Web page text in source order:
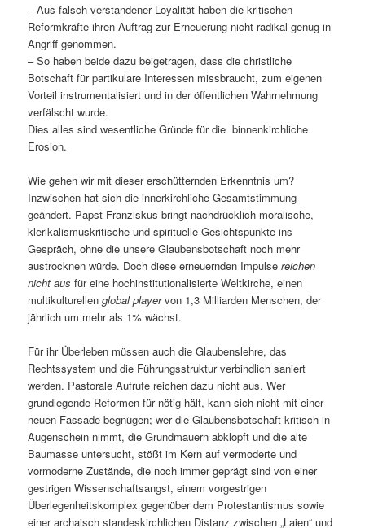
– Aus falsch verstandener Loyalität haben die kritischen
Reformkräfte ihren Auftrag zur Erneuerung nicht radikal genug in
Angriff genommen.
– So haben beide dazu beigetragen, dass die christliche
Botschaft für partikulare Interessen missbraucht, zum eigenen
Vorteil instrumentalisiert und in der öffentlichen Wahrnehmung
verfälscht wurde.
Dies alles sind wesentliche Gründe für die binnenkirchliche
Erosion.
Wie gehen wir mit dieser erschütternden Erkenntnis um?
Inzwischen hat sich die innerkirchliche Gesamtstimmung
geändert. Papst Franziskus bringt nachdrücklich moralische,
klerikalismuskritische und spirituelle Gesichtspunkte ins
Gespräch, ohne die unsere Glaubensbotschaft noch mehr
austrocknen würde. Doch diese erneuernden Impulsereichen
nicht aus für eine hochinstitutionalisierte Weltkirche, einen
multikulturellenglobal playervon 1,3 Milliarden Menschen, der
jährlich um mehr als 1% wächst.
Für ihr Überleben müssen auch die Glaubenslehre, das
Rechtssystem und die Führungsstruktur verbindlich saniert
werden. Pastorale Aufrufe reichen dazu nicht aus. Wer
grundlegende Reformen für nötig hält, kann sich nicht mit einer
neuen Fassade begnügen; wer die Glaubensbotschaft kritisch in
Augenschein nimmt, die Grundmauern abklopft und die alte
Baumasse untersucht, stößt im Kern auf vermoderte und
vormoderne Zustände, die noch immer geprägt sind von einer
gestrigen Wissenschaftsangst, einem vorgestrigen
Überlegenheitskomplex gegenüber dem Protestantismus sowie
einer archaisch standeskirchlichen Distanz zwischen „Laien“ und